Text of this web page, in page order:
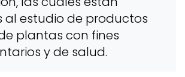
al estudio de productos
plantas con fines
y de salud.